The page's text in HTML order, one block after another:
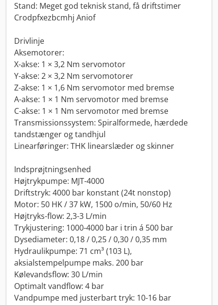
Stand: Meget god teknisk stand, få driftstimer
Crodpfxezbcmhj Aniof
Drivlinje
Aksemotorer:
X-akse: 1 × 3,2 Nm servomotor
Y-akse: 2 × 3,2 Nm servomotorer
Z-akse: 1 × 1,6 Nm servomotor med bremse
A-akse: 1 × 1 Nm servomotor med bremse
C-akse: 1 × 1 Nm servomotor med bremse
Transmissionssystem: Spiralformede, hærdede
tandstænger og tandhjul
Linearføringer: THK linearslæder og skinner
Indsprøjtningsenhed
Højtrykpumpe: MJT-4000
Driftstryk: 4000 bar konstant (24t nonstop)
Motor: 50 HK / 37 kW, 1500 o/min, 50/60 Hz
Højtryks-flow: 2,3-3 L/min
Trykjustering: 1000-4000 bar i trin á 500 bar
Dysediameter: 0,18 / 0,25 / 0,30 / 0,35 mm
Hydraulikpumpe: 71 cm³ (103 L),
aksialstempelpumpe maks. 200 bar
Kølevandsflow: 30 L/min
Optimalt vandflow: 4 bar
Vandpumpe med justerbart tryk: 10-16 bar